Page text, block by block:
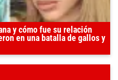
y cómo fue su relación
en una batalla de gallos y